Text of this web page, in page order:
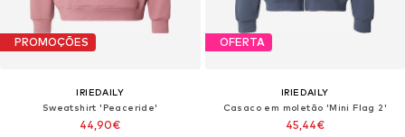
PROMOÇÕES
IRIEDAILY
Sweatshirt 'Peaceride'
44,90€
OFERTA
IRIEDAILY
Casaco em moletão 'Mini Flag 2'
45,44€